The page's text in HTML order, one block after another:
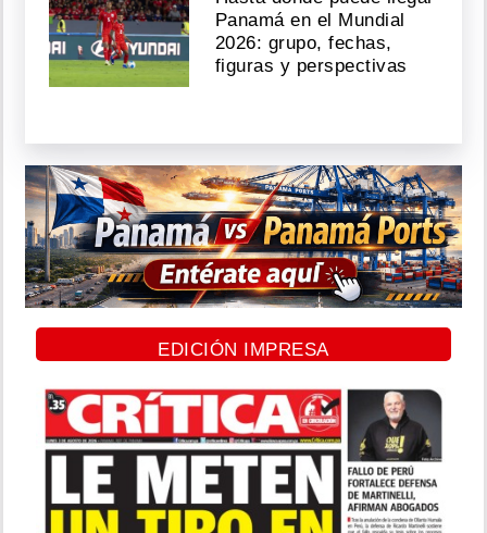
Panamá en el Mundial
2026: grupo, fechas,
figuras y perspectivas
EDICIÓN IMPRESA